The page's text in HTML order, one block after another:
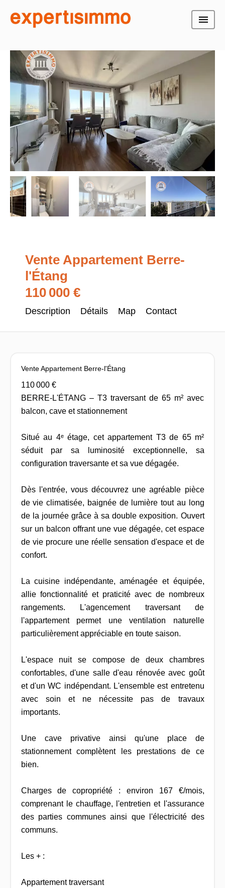
Vente Appartement Berre-
l'Étang
110 000 €
Description Détails Map Contact
Vente Appartement Berre-l'Étang
110 000 €
BERRE-L'ÉTANG – T3 traversant de 65 m² avec
balcon, cave et stationnement
Situé au 4ᵉ étage, cet appartement T3 de 65 m²
séduit par sa luminosité exceptionnelle, sa
configuration traversante et sa vue dégagée.
Dès l'entrée, vous découvrez une agréable pièce
de vie climatisée, baignée de lumière tout au long
de la journée grâce à sa double exposition. Ouvert
sur un balcon offrant une vue dégagée, cet espace
de vie procure une réelle sensation d'espace et de
confort.
La cuisine indépendante, aménagée et équipée,
allie fonctionnalité et praticité avec de nombreux
rangements. L'agencement traversant de
l'appartement permet une ventilation naturelle
particulièrement appréciable en toute saison.
L'espace nuit se compose de deux chambres
confortables, d'une salle d'eau rénovée avec goût
et d'un WC indépendant. L'ensemble est entretenu
avec soin et ne nécessite pas de travaux
importants.
Une cave privative ainsi qu'une place de
stationnement complètent les prestations de ce
bien.
Charges de copropriété : environ 167 €/mois,
comprenant le chauffage, l'entretien et l'assurance
des parties communes ainsi que l'électricité des
communs.
Les + :
Appartement traversant